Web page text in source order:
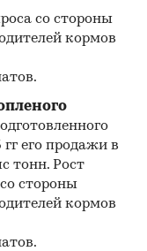
со стороны
кормов
гг его продажи в
тонн. Рост
стороны
кормов